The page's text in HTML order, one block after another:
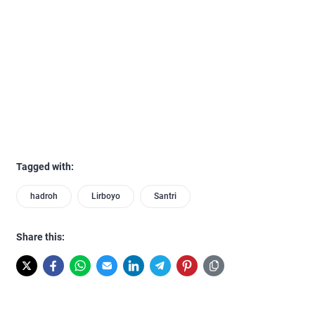
Tagged with:
hadroh Lirboyo Santri
Share this: